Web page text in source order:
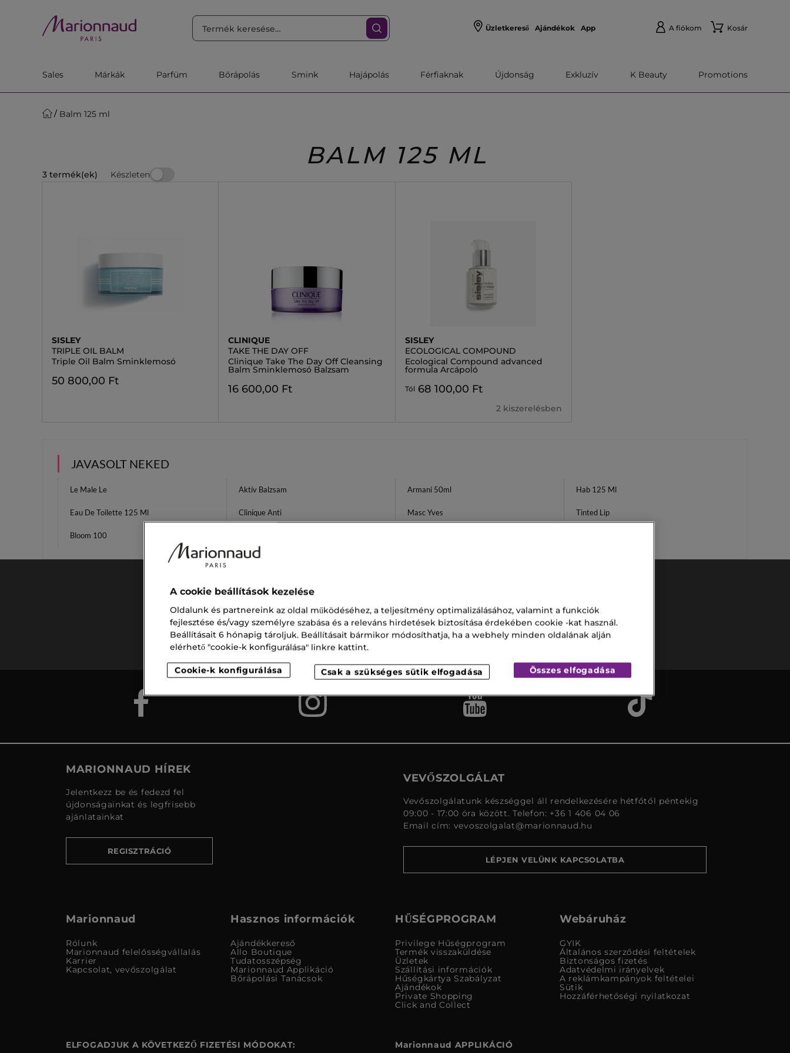
Üzletkereső Ajándékok App A fiókom Kosár
Sales Márkák Parfüm Bőrápolás Smink Hajápolás Férfiaknak Újdonság Exkluzív K Beauty Promotions
Balm 125 ml
BALM 125 ML
3 termék(ek) Készleten
SISLEY
TRIPLE OIL BALM
Triple Oil Balm Sminklemosó
50 800,00 Ft
CLINIQUE
TAKE THE DAY OFF
Clinique Take The Day Off Cleansing
Balm Sminklemosó Balzsam
16 600,00 Ft
SISLEY
ECOLOGICAL COMPOUND
Ecological Compound advanced
formula Arcápoló
Tól 68 100,00 Ft
2 kiszerelésben
JAVASOLT NEKED
Le Male Le Aktív Balzsam Armani 50ml Hab 125 Ml
Eau De Toilette 125 Ml Clinique Anti Masc Yves Tinted Lip
Bloom 100
Ingyenes
szállítás
15.000 ft
felett
Ingyenes
szállítás az
üzletbe
Vevőszolgálat
Biztonságos
fizetés
MARIONNAUD HÍREK
Jelentkezz be és fedezd fel
újdonságainkat és legfrisebb
ajánlatainkat
REGISZTRÁCIÓ
VEVŐSZOLGÁLAT
Vevőszolgálatunk készséggel áll rendelkezésére hétfőtől péntekig
09:00 - 17:00 óra között. Telefon: +36 1 406 04 06
Email cím: vevoszolgalat@marionnaud.hu
LÉPJEN VELÜNK KAPCSOLATBA
Marionnaud
Rólunk
Marionnaud felelősségvállalás
Karrier
Kapcsolat, vevőszolgálat
Hasznos információk
Ajándékkereső
Allo Boutique
Tudatosszépség
Marionnaud Applikáció
Bőrápolási Tanácsok
HŰSÉGPROGRAM
Privilege Hűségprogram
Termék visszaküldése
Üzletek
Szállítási információk
Hűségkártya Szabályzat
Ajándékok
Private Shopping
Click and Collect
Webáruház
GYIK
Általános szerződési feltételek
Biztonságos fizetés
Adatvédelmi irányelvek
A reklámkampányok feltételei
Sütik
Hozzáférhetőségi nyilatkozat
ELFOGADJUK A KÖVETKEZŐ FIZETÉSI MÓDOKAT:
Marionnaud APPLIKÁCIÓ
A cookie beállítások kezelése
Oldalunk és partnereink az oldal működéséhez, a teljesítmény optimalizálásához, valamint a funkciók
fejlesztése és/vagy személyre szabása és a releváns hirdetések biztosítása érdekében cookie -kat használ.
Beállításait 6 hónapig tároljuk. Beállításait bármikor módosíthatja, ha a webhely minden oldalának alján
elérhető "cookie-k konfigurálása" linkre kattint.
Cookie-k konfigurálása Csak a szükséges sütik elfogadása Összes elfogadása